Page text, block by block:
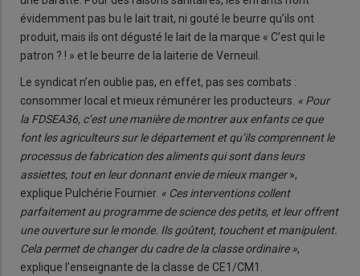
évidemment pas bu le lait trait, ni gouté le beurre qu’ils ont
produit, mais ils ont dégusté le lait de la marque « C’est qui le
patron ? ! » et le beurre de la laiterie de Verneuil.
Le syndicat n’en oublie pas, en effet, pas ses combats :
consommer local et mieux rémunérer les producteurs. « Pour
la FDSEA36, c’est une manière de montrer aux enfants ce que
font les agriculteurs sur le département et qu’ils comprennent le
processus de fabrication des aliments qui sont dans leurs
assiettes, tout en leur donnant envie de mieux manger»,
explique Pulchérie Fournier. « Ces interventions collent
parfaitement au programme de science des petits, et leur offrent
une ouverture sur le monde. Ils goûtent, touchent et manipulent.
Cela permet de changer du cadre de la classe ordinaire »,
explique l’enseignante de la classe de CE1/CM1.